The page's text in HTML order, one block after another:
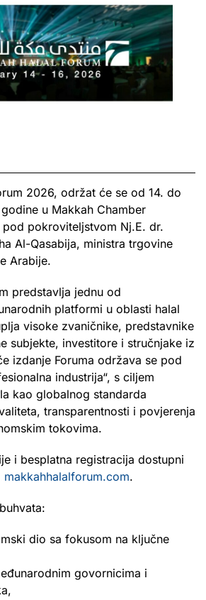
2026, održat će se od 14. do
u Makkah Chamber
pod pokroviteljstvom Nj.E. dr.
Al-Qasabija, ministra trgovine
Arabije.
predstavlja jednu od
platformi u oblasti halal
visoke zvaničnike, predstavnike
subjekte, investitore i stručnjake iz
izdanje Foruma održava se pod
industrija“, s ciljem
kao globalnog standarda
transparentnosti i povjerenja
tokovima.
i besplatna registracija dostupni
makkahhalalforum.com.
dio sa fokusom na ključne
govornicima i